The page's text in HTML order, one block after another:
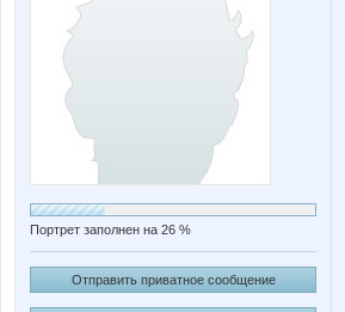
Портрет заполнен на 26 %
Отправить приватное сообщение